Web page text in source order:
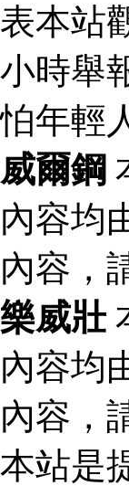
表本站
小時舉
怕年輕
威爾鋼
內容均
內容，
樂威壯
內容均
內容，
本站是